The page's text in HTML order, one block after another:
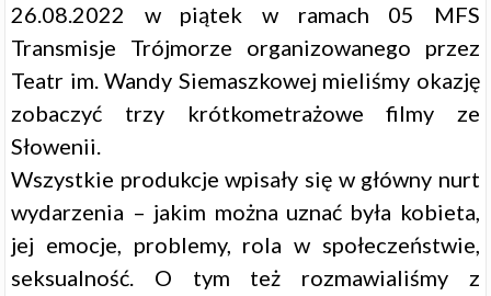
26.08.2022 w piątek w ramach 05 MFS
Transmisje Trójmorze organizowanego przez
Teatr im. Wandy Siemaszkowej mieliśmy okazję
zobaczyć trzy krótkometrażowe filmy ze
Słowenii.
Wszystkie produkcje wpisały się w główny nurt
wydarzenia – jakim można uznać była kobieta,
jej emocje, problemy, rola w społeczeństwie,
seksualność. O tym też rozmawialiśmy z